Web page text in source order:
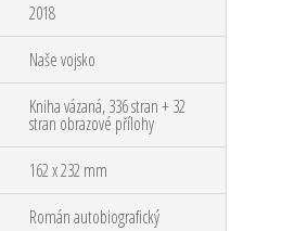
2018
Naše vojsko
Kniha vázaná, 336 stran + 32
stran obrazové přílohy
162 x 232 mm
Román autobiografický